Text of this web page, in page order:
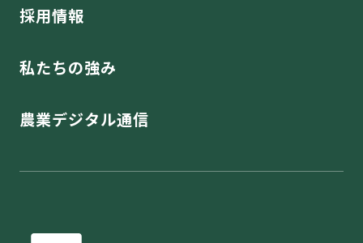
採用情報
私たちの強み
農業デジタル通信